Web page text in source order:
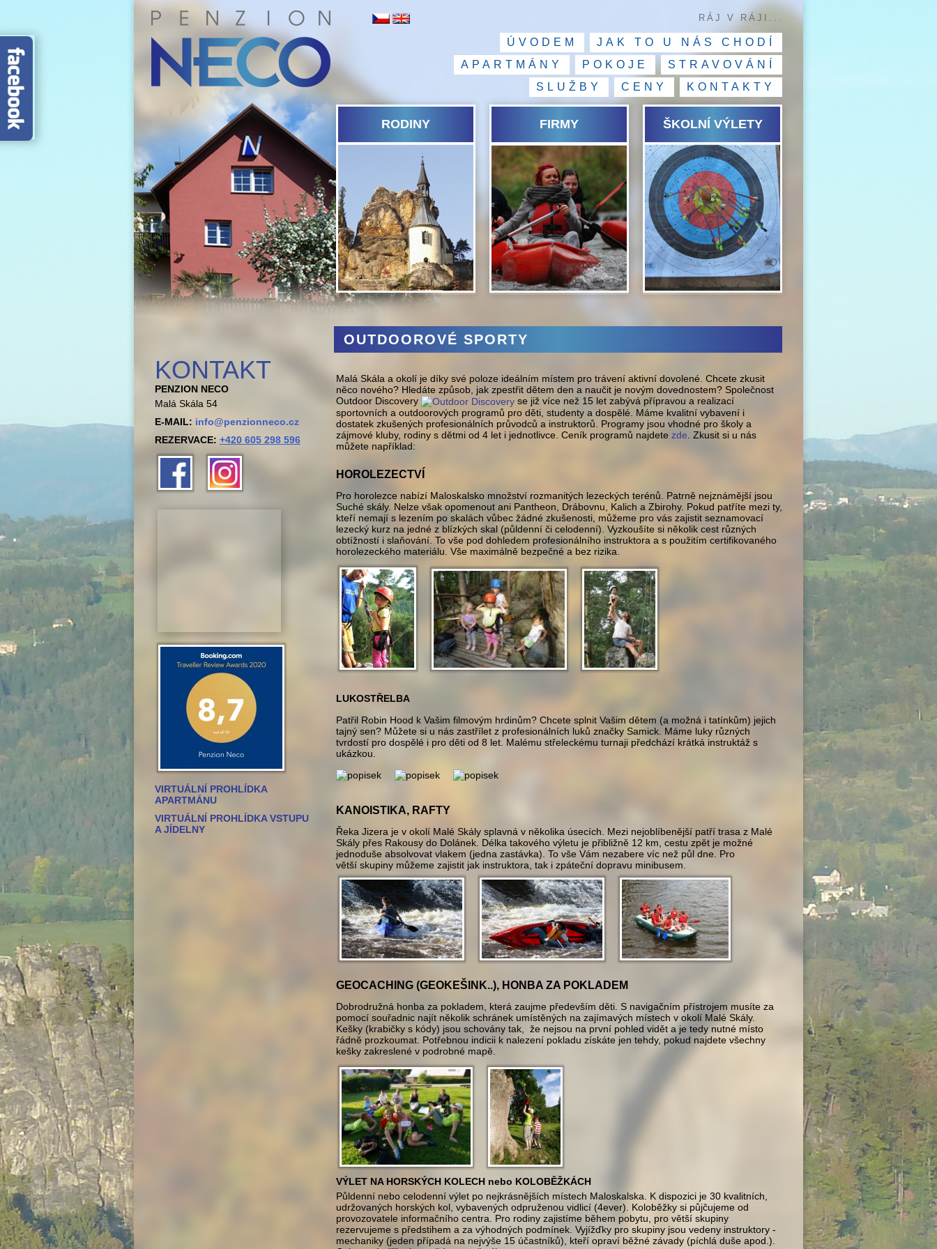
RÁJ V RÁJI...
ÚVODEM
JAK TO U NÁS CHODÍ
APARTMÁNY
POKOJE
STRAVOVÁNÍ
SLUŽBY
CENY KONTAKTY
RODINY
Přijeďte s dětmi!
FIRMY ŠKOLNÍ VÝLETY
KONTAKT
PENZION NECO
Malá Skála 54
E-MAIL: info@penzionneco.cz
REZERVACE: +420 605 298 596
VIRTUÁLNÍ PROHLÍDKA
APARTMÁNU
VIRTUÁLNÍ PROHLÍDKA VSTUPU
A JÍDELNY
OUTDOOROVÉ SPORTY
Malá Skála a okolí je díky své poloze ideálním místem pro trávení aktivní dovolené. Chcete zkusit
něco nového? Hledáte způsob, jak zpestřit dětem den a naučit je novým dovednostem? Společnost
Outdoor Discovery
se již více než 15 let zabývá přípravou a realizací
sportovních a outdoorových programů pro děti, studenty a dospělé. Máme kvalitní vybavení i
dostatek zkušených profesionálních průvodců a instruktorů. Programy jsou vhodné pro školy a
zájmové kluby, rodiny s dětmi od 4 let i jednotlivce. Ceník programů najdete zde. Zkusit si u nás
můžete například:
HOROLEZECTVÍ
Pro horolezce nabízí Maloskalsko množství rozmanitých lezeckých terénů. Patrně nejznámější jsou
Suché skály. Nelze však opomenout ani Pantheon, Drábovnu, Kalich a Zbirohy. Pokud patříte mezi ty,
kteří nemají s lezením po skalách vůbec žádné zkušenosti, můžeme pro vás zajistit seznamovací
lezecký kurz na jedné z blízkých skal (půldenní či celodenní). Vyzkoušíte si několik cest různých
obtížností i slaňování. To vše pod dohledem profesionálního instruktora a s použitím certifikovaného
horolezeckého materiálu. Vše maximálně bezpečné a bez rizika.
LUKOSTŘELBA
Patřil Robin Hood k Vašim filmovým hrdinům? Chcete splnit Vašim dětem (a možná i tatínkům) jejich
tajný sen? Můžete si u nás zastřílet z profesionálních luků značky Samick. Máme luky různých
tvrdostí pro dospělé i pro děti od 8 let. Malému střeleckému turnaji předchází krátká instruktáž s
ukázkou.
KANOISTIKA, RAFTY
Řeka Jizera je v okolí Malé Skály splavná v několika úsecích. Mezi nejoblíbenější patří trasa z Malé
Skály přes Rakousy do Dolánek. Délka takového výletu je přibližně 12 km, cestu zpět je možné
jednoduše absolvovat vlakem (jedna zastávka). To vše Vám nezabere víc než půl dne. Pro
větší skupiny můžeme zajistit jak instruktora, tak i zpáteční dopravu minibusem.
GEOCACHING (GEOKEŠINK..), HONBA ZA POKLADEM
Dobrodružná honba za pokladem, která zaujme především děti. S navigačním přístrojem musíte za
pomocí souřadnic najít několik schránek umístěných na zajímavých místech v okolí Malé Skály.
Kešky (krabičky s kódy) jsou schovány tak, že nejsou na první pohled vidět a je tedy nutné místo
řádně prozkoumat. Potřebnou indicii k nalezení pokladu získáte jen tehdy, pokud najdete všechny
kešky zakreslené v podrobné mapě.
VÝLET NA HORSKÝCH KOLECH nebo KOLOBĚŽKÁCH
Půldenní nebo celodenní výlet po nejkrásnějších místech Maloskalska. K dispozici je 30 kvalitních,
udržovaných horských kol, vybavených odpruženou vidlicí (4ever). Koloběžky si půjčujeme od
provozovatele informačního centra. Pro rodiny zajistíme během pobytu, pro větší skupiny
rezervujeme s předstihem a za výhodných podmínek. Vyjížďky pro skupiny jsou vedeny instruktory -
mechaniky (jeden případá na nejvýše 15 účastníků), kteří opraví běžné závady (píchlá duše apod.).